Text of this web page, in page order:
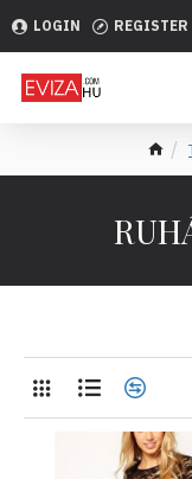
LOGIN REGISTER